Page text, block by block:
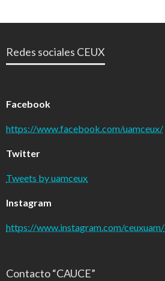
Redes sociales CEUX
Facebook
https://www.facebook.com/uamceux/
Twitter
Tweets by uamceux
Instagram
https://www.instagram.com/ceuxuam/
Contacto “CAUCE”